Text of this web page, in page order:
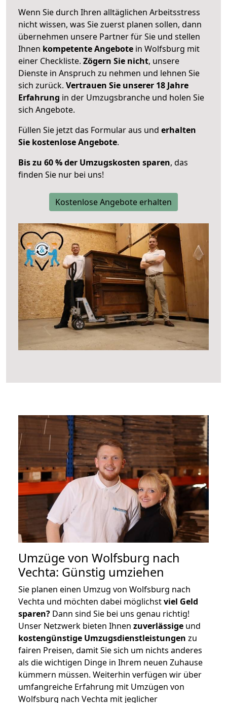
Wenn Sie durch Ihren alltäglichen Arbeitsstress
nicht wissen, was Sie zuerst planen sollen, dann
übernehmen unsere Partner für Sie und stellen
Ihnen kompetente Angebote in Wolfsburg mit
einer Checkliste. Zögern Sie nicht, unsere
Dienste in Anspruch zu nehmen und lehnen Sie
sich zurück. Vertrauen Sie unserer 18 Jahre
Erfahrung in der Umzugsbranche und holen Sie
sich Angebote.
Füllen Sie jetzt das Formular aus und erhalten
Sie kostenlose Angebote.
Bis zu 60 % der Umzugskosten sparen, das
finden Sie nur bei uns!
Kostenlose Angebote erhalten
Umzüge von Wolfsburg nach
Vechta: Günstig umziehen
Sie planen einen Umzug von Wolfsburg nach
Vechta und möchten dabei möglichstviel Geld
sparen? Dann sind Sie bei uns genau richtig!
Unser Netzwerk bieten Ihnen zuverlässige und
kostengünstige Umzugsdienstleistungen zu
fairen Preisen, damit Sie sich um nichts anderes
als die wichtigen Dinge in Ihrem neuen Zuhause
kümmern müssen. Weiterhin verfügen wir über
umfangreiche Erfahrung mit Umzügen von
Wolfsburg nach Vechta mit jeglicher